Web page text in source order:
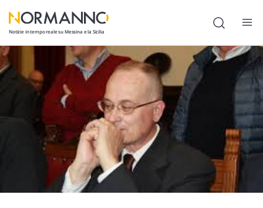
Notizie in tempo reale su Messina e la Sicilia
Attualità
Cronaca
Politica
Cultura
Lavoro
Società